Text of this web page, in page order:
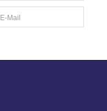
E-Mail